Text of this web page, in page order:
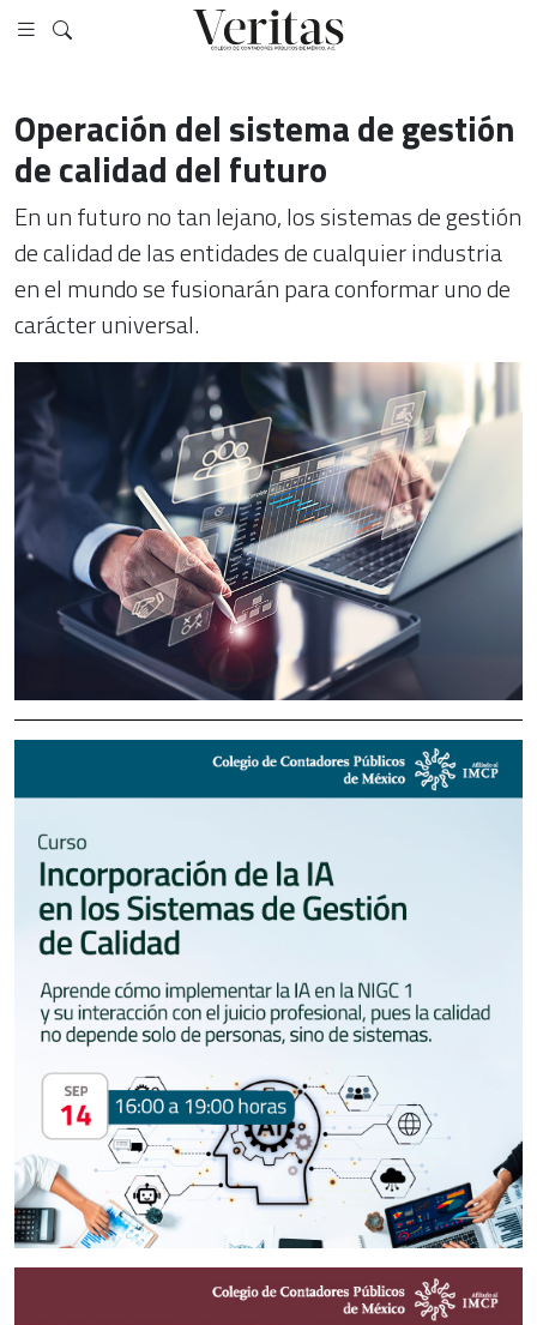
Operación del sistema de gestión
de calidad del futuro
En un futuro no tan lejano, los sistemas de gestión
de calidad de las entidades de cualquier industria
en el mundo se fusionarán para conformar uno de
carácter universal.